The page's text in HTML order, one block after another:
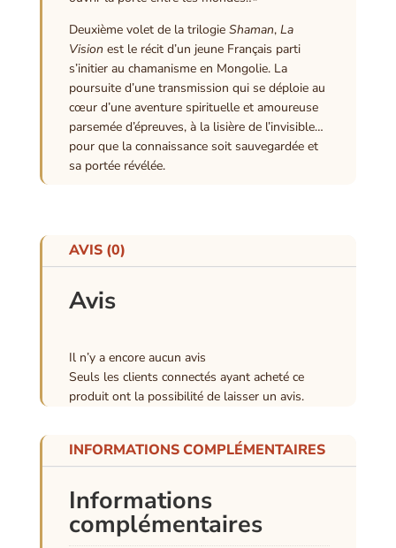
Deuxième volet de la trilogie Shaman, La
Vision est le récit d’un jeune Français parti
s’initier au chamanisme en Mongolie. La
poursuite d’une transmission qui se déploie au
cœur d’une aventure spirituelle et amoureuse
parsemée d’épreuves, à la lisière de l’invisible…
pour que la connaissance soit sauvegardée et
sa portée révélée.
AVIS (0)
Avis
Il n’y a encore aucun avis
Seuls les clients connectés ayant acheté ce
produit ont la possibilité de laisser un avis.
INFORMATIONS COMPLÉMENTAIRES
Informations
complémentaires